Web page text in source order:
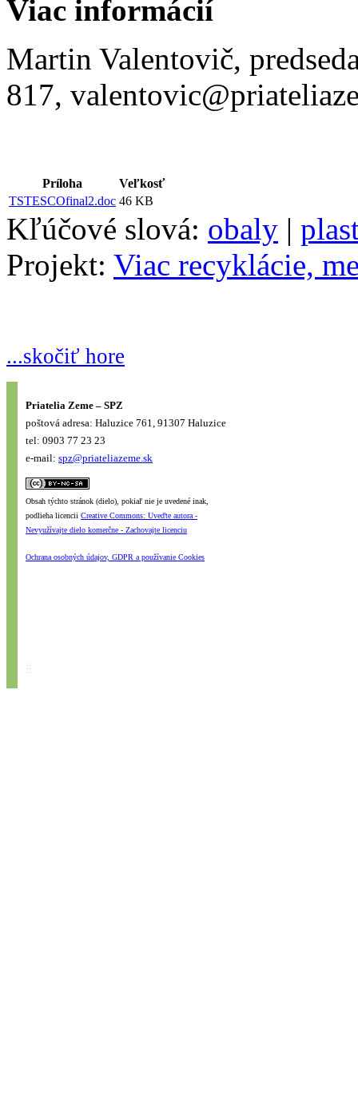
Viac informácií
Martin Valentovič,
817,
Príloha
Veľkosť
TSTESCOfinal2.doc 46 KB
Kľúčové slová: obaly |
Projekt: Viac recyklácie,
...skočiť hore
Priatelia Zeme – SPZ
poštová adresa: Haluzice 761, 91307 Haluzice
tel: 0903 77 23 23
e-mail: spz@priateliazeme.sk
Obsah týchto stránok (dielo), pokiaľ nie je uvedené inak,
podlieha licencii Creative Commons: Uveďte autora -
Nevyužívajte dielo komerčne - Zachovajte licenciu
Ochrana osobných údajov, GDPR a používanie Cookies